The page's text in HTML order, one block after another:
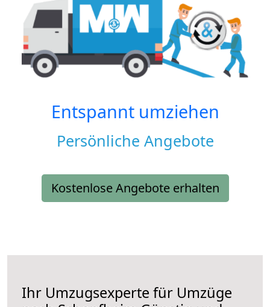
Entspannt umziehen
Persönliche Angebote
Kostenlose Angebote erhalten
Ihr Umzugsexperte für Umzüge